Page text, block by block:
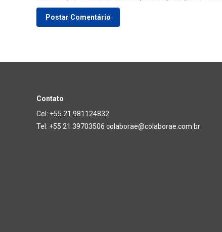
Postar Comentário
Contato
Cel: +55 21 981124832
Tel: +55 21 39703506 colaborae@colaborae.com.br